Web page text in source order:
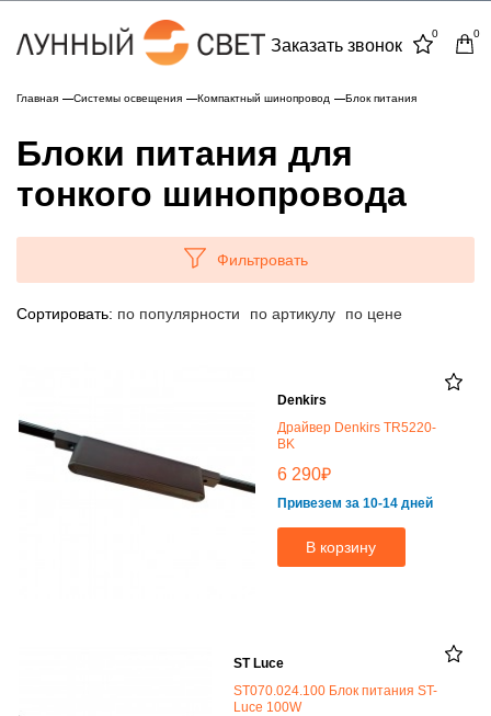
Заказать звонок
0 0
Главная Системы освещения Компактный шинопровод Блок питания
Блоки питания для
тонкого шинопровода
Фильтровать
Сортировать: по популярности по артикулу по цене
Denkirs
Драйвер Denkirs TR5220-
BK
6 290₽
Привезем за 10-14 дней
В корзину
ST Luce
ST070.024.100 Блок питания ST-
Luce 100W